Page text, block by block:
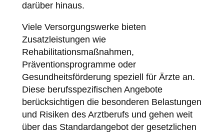
darüber hinaus.
Viele Versorgungswerke bieten
Zusatzleistungen wie
Rehabilitationsmaßnahmen,
Präventionsprogramme oder
Gesundheitsförderung speziell für Ärzte an.
Diese berufsspezifischen Angebote
berücksichtigen die besonderen Belastungen
und Risiken des Arztberufs und gehen weit
über das Standardangebot der gesetzlichen